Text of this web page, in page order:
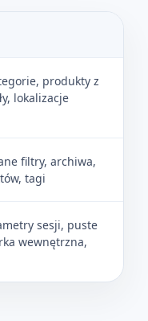
produkty z
lokalizacje
filtry, archiwa,
tagi
sesji, puste
wewnętrzna,